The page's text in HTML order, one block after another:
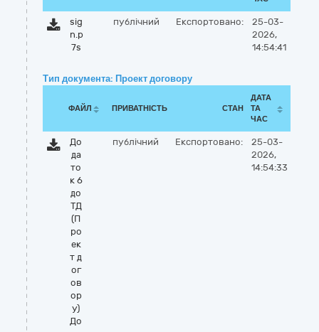
sig
n.p
7s
публічний Експортовано:
25-03-
2026,
14:54:41
Тип документа: Проект договору
ФАЙЛ ПРИВАТНІСТЬ СТАН
ДАТА
ТА
ЧАС
До
да
то
к 6
до
ТД
(П
ро
ек
т д
ог
ов
ор
у)
До
публічний Експортовано:
25-03-
2026,
14:54:33